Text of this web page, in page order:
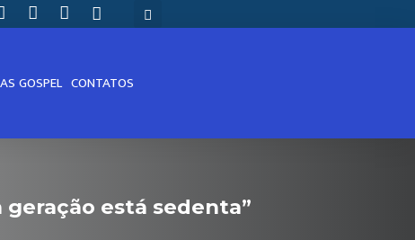
GOSPEL CONTATOS
geração está sedenta”